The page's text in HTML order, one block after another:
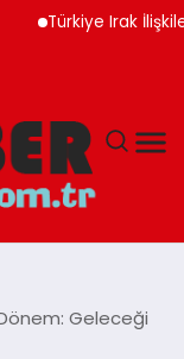
Türkiye Irak İlişkileri
Geleceği